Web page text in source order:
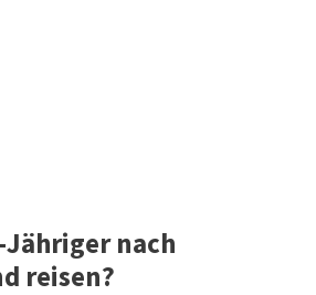
Jähriger nach
reisen?